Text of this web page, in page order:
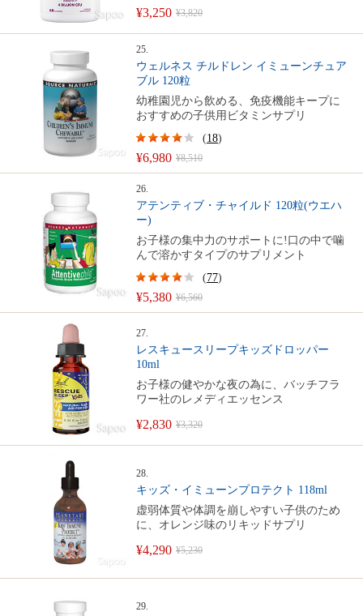
¥3,250 ¥3,820
25.
ウェルネス チルドレン イミューンチュア
ブル 120粒
幼稚園児から飲める、免疫機能キープに
おすすめの子供用ビタミンサプリ
¥6,980 ¥8,510
(18)
26.
アテンティブ・チャイルド 120粒(ウエハ
ー)
お子様の集中力のサポートに!口の中で噛
んで溶かすタイプのサプリメント
¥5,380 ¥6,560
(77)
27.
レスキュースリープキッズドロッパー
10ml
お子様の健やかな夜の為に、バッチフラ
ワー社のレメディエッセンス
¥2,830 ¥3,320
28.
キッズ・イミューンプロテクト 118ml
虚弱体質や体調を崩しやすい子供のため
に、オレンジ味のリキッドサプリ
¥4,290 ¥5,230
29.